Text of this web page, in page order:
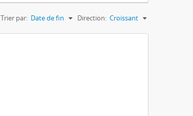
Trier par: Date de fin Direction: Croissant